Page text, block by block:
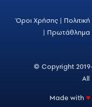
Όροι Χρήσης |
| Πρωτάθλημα
© Copyright
All
Made with ♥